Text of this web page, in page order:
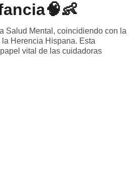
Salud Mental, coincidiendo con la
Herencia Hispana. Esta
vital de las cuidadoras